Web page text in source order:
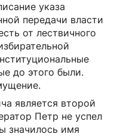
указа
передачи власти
от лествичного
до этого были.
является второй
Петр не успел
значилось имя